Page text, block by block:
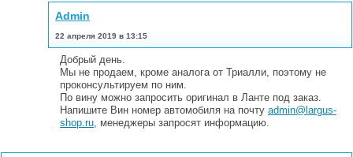
Admin
22 апреля 2019 в 13:15
Добрый день.
Мы не продаем, кроме аналога от Триалли, поэтому не
проконсультируем по ним.
По вину можно запросить оригинал в Ланте под заказ.
Напишите Вин номер автомобиля на почту admin@largus-
shop.ru , менеджеры запросят информацию.